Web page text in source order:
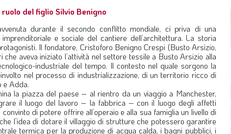
del figlio Silvio Benigno
durante il secondo conflitto mondiale, ci priva di una
e sociale del cantiere dell’architettura. La storia
Il fondatore, Cristoforo Benigno Crespi (Busto Arsizio,
aveva iniziato l’attività nel settore tessile a Busto Arsizio alla
industriale del tempo. Il contesto nel quale sorgono la
nel processo di industrializzazione, di un territorio ricco di
e Adda.
la piazza del paese – al rientro da un viaggio a Manchester,
il luogo del lavoro – la fabbrica – con il luogo degli affetti
di potere offrire all’operaio e alla sua famiglia un livello di
l’idea di dotare il villaggio di strutture che potessero garantire
termica per la produzione di acqua calda, i bagni pubblici, i